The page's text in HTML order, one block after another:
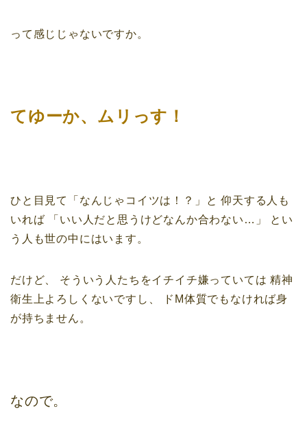
って感じじゃないですか。
てゆーか、ムリっす！
ひと目見て「なんじゃコイツは！？」と 仰天する人も
いれば 「いい人だと思うけどなんか合わない…」
とい
う人も世の中にはいます。
だけど、 そういう人たちをイチイチ嫌っていては 精神
衛生上よろしくないですし、
ドM体質でもなければ身
が持ちません。
なので。